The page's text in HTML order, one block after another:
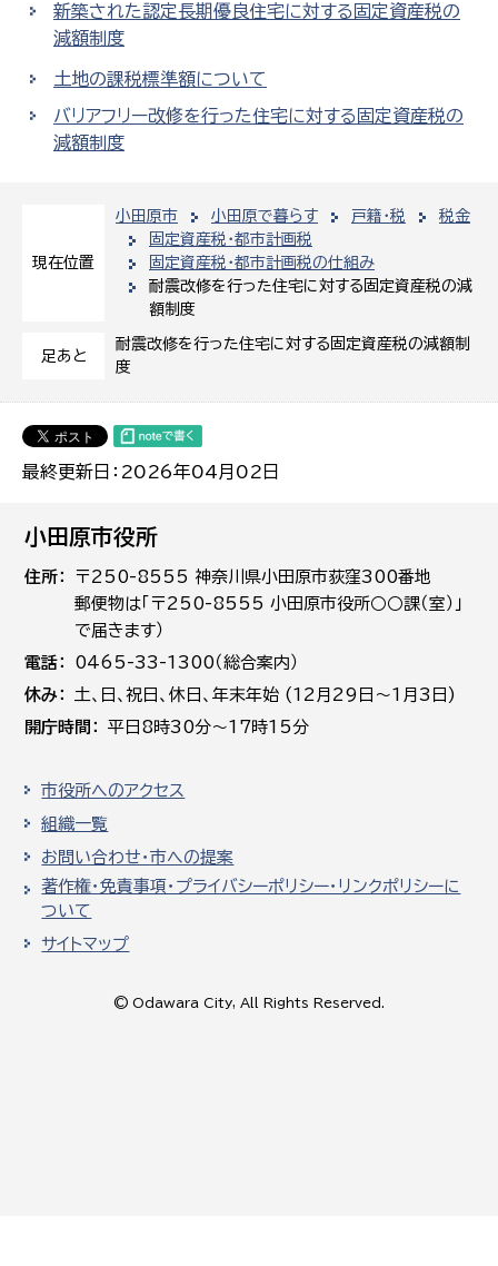
現在位置
小田原市 小田原で暮らす 戸籍・税
税金
固定資産税・都市計画税
固定資産税・都市計画税の仕組み
耐震改修を行った住宅に対する固定資産税の減
額制度
足あと
耐震改修を行った住宅に対する固定資産税の減額制
度
最終更新日：2026年04月02日
新築された認定長期優良住宅に対する固定資産税の
減額制度
土地の課税標準額について
バリアフリー改修を行った住宅に対する固定資産税の
減額制度
小田原市役所
住所
〒250-8555 神奈川県小田原市荻窪300番地
郵便物は「〒250-8555 小田原市役所○○課（室）」
で届きます）
電話
0465-33-1300（総合案内）
休み
土､日､祝日、休日、年末年始 (12月29日～1月3日)
開庁時間
平日8時30分～17時15分
市役所へのアクセス
組織一覧
お問い合わせ・市への提案
著作権・免責事項・プライバシーポリシー・リンクポリシーに
ついて
サイトマップ
© Odawara City, All Rights Reserved.